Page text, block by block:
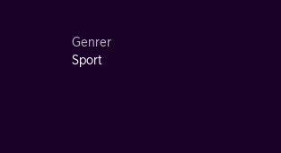
Genrer
Sport